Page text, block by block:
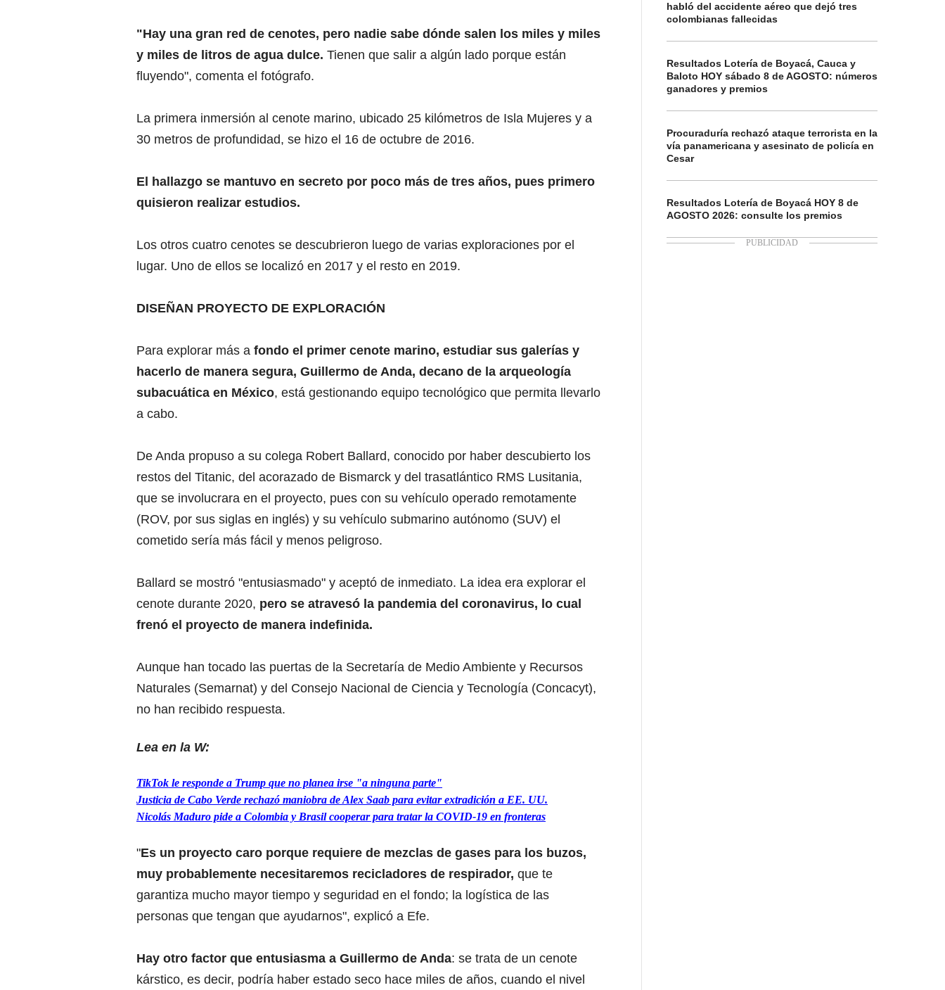
"Hay una gran red de cenotes, pero nadie sabe dónde salen los miles y miles
y miles de litros de agua dulce. Tienen que salir a algún lado porque están
fluyendo", comenta el fotógrafo.
La primera inmersión al cenote marino, ubicado 25 kilómetros de Isla Mujeres y a
30 metros de profundidad, se hizo el 16 de octubre de 2016.
El hallazgo se mantuvo en secreto por poco más de tres años, pues primero
quisieron realizar estudios.
Los otros cuatro cenotes se descubrieron luego de varias exploraciones por el
lugar. Uno de ellos se localizó en 2017 y el resto en 2019.
DISEÑAN PROYECTO DE EXPLORACIÓN
Para explorar más a fondo el primer cenote marino, estudiar sus galerías y
hacerlo de manera segura, Guillermo de Anda, decano de la arqueología
subacuática en México, está gestionando equipo tecnológico que permita llevarlo
a cabo.
De Anda propuso a su colega Robert Ballard, conocido por haber descubierto los
restos del Titanic, del acorazado de Bismarck y del trasatlántico RMS Lusitania,
que se involucrara en el proyecto, pues con su vehículo operado remotamente
(ROV, por sus siglas en inglés) y su vehículo submarino autónomo (SUV) el
cometido sería más fácil y menos peligroso.
Ballard se mostró "entusiasmado" y aceptó de inmediato. La idea era explorar el
cenote durante 2020, pero se atravesó la pandemia del coronavirus, lo cual
frenó el proyecto de manera indefinida.
Aunque han tocado las puertas de la Secretaría de Medio Ambiente y Recursos
Naturales (Semarnat) y del Consejo Nacional de Ciencia y Tecnología (Concacyt),
no han recibido respuesta.
Lea en la W:
TikTok le responde a Trump que no planea irse "a ninguna parte"
Justicia de Cabo Verde rechazó maniobra de Alex Saab para evitar extradición a EE. UU.
Nicolás Maduro pide a Colombia y Brasil cooperar para tratar la COVID-19 en fronteras
"Es un proyecto caro porque requiere de mezclas de gases para los buzos,
muy probablemente necesitaremos recicladores de respirador, que te
garantiza mucho mayor tiempo y seguridad en el fondo; la logística de las
personas que tengan que ayudarnos", explicó a Efe.
Hay otro factor que entusiasma a Guillermo de Anda: se trata de un cenote
kárstico, es decir, podría haber estado seco hace miles de años, cuando el nivel
habló del accidente aéreo que dejó tres
colombianas fallecidas
Resultados Lotería de Boyacá, Cauca y
Baloto HOY sábado 8 de AGOSTO: números
ganadores y premios
Procuraduría rechazó ataque terrorista en la
vía panamericana y asesinato de policía en
Cesar
Resultados Lotería de Boyacá HOY 8 de
AGOSTO 2026: consulte los premios